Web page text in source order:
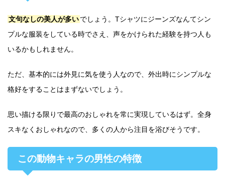
文句なしの美人が多いでしょう。Tシャツにジーンズなんてシン
プルな服装をしている時でさえ、声をかけられた経験を持つ人も
いるかもしれません。
ただ、基本的には外見に気を使う人なので、外出時にシンプルな
格好をすることはまずないでしょう。
思い描ける限りで最高のおしゃれを常に実現しているはず。全身
スキなくおしゃれなので、多くの人から注目を浴びそうです。
この動物キャラの男性の特徴